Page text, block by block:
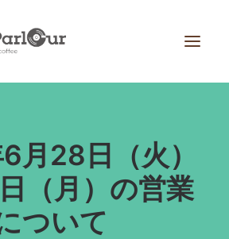
月28日（火）
（月）の営業
ついて